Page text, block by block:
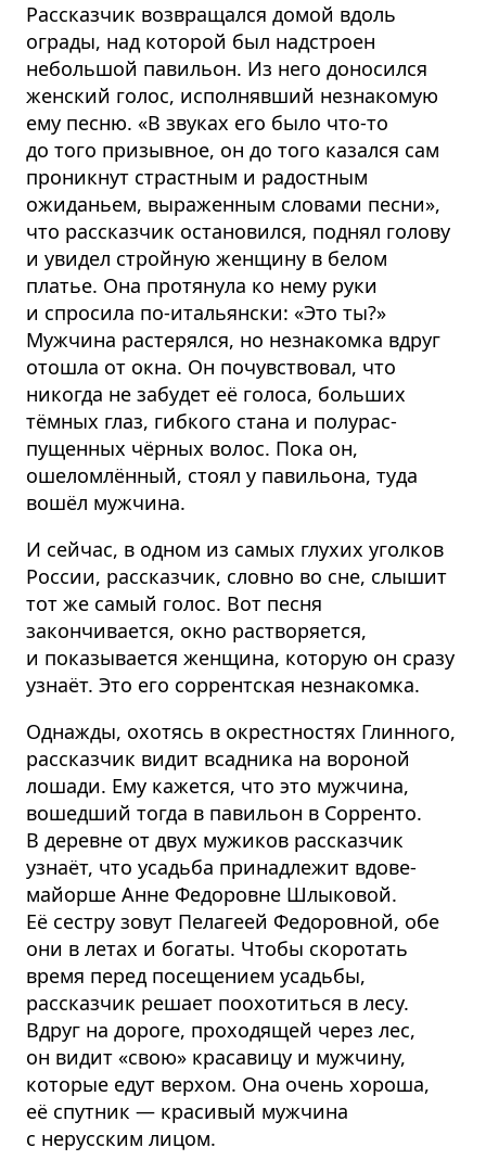
Рассказчик возвращался домой вдоль
ограды, над которой был надстроен
небольшой павильон. Из него доносился
женский голос, исполнявший незнакомую
ему песню. «В звуках его было что-то
до того призывное, он до того казался сам
проникнут страстным и радостным
ожиданьем, выраженным словами песни»,
что рассказчик остановился, поднял голову
и увидел стройную женщину в белом
платье. Она протянула ко нему руки
и спросила по-итальянски: «Это ты?»
Мужчина растерялся, но незнакомка вдруг
отошла от окна. Он почувствовал, что
никогда не забудет её голоса, больших
тёмных глаз, гибкого стана и полурас­
пущенных чёрных волос. Пока он,
ошеломлённый, стоял у павильона, туда
вошёл мужчина.
И сейчас, в одном из самых глухих уголков
России, рассказчик, словно во сне, слышит
тот же самый голос. Вот песня
закончивается, окно растворяется,
и показывается женщина, которую он сразу
узнаёт. Это его соррентская незнакомка.
Однажды, охотясь в окрестностях Глинного,
рассказчик видит всадника на вороной
лошади. Ему кажется, что это мужчина,
вошедший тогда в павильон в Сорренто.
В деревне от двух мужиков рассказчик
узнаёт, что усадьба принадлежит вдове-
майорше Анне Федоровне Шлыковой.
Её сестру зовут Пелагеей Федоровной, обе
они в летах и богаты. Чтобы скоротать
время перед посещением усадьбы,
рассказчик решает поохотиться в лесу.
Вдруг на дороге, проходящей через лес,
он видит «свою» красавицу и мужчину,
которые едут верхом. Она очень хороша,
её спутник — красивый мужчина
с нерусским лицом.